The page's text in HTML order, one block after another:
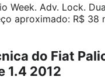
Week. Adv. Lock.
aproximado: R$ 38
do Fiat
1.4 2012